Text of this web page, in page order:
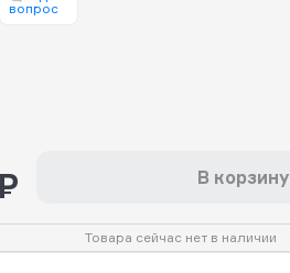
вопрос
В корзину
Товара сейчас нет в наличии